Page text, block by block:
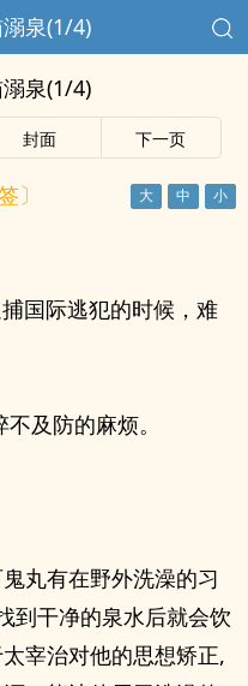
泉(1/4)
泉(1/4)
封面 下一页
〕
国际逃犯的时候，难
及防的麻烦。
丸有在野外洗澡的习
到干净的泉水后就会饮
宰治对他的思想矫正,